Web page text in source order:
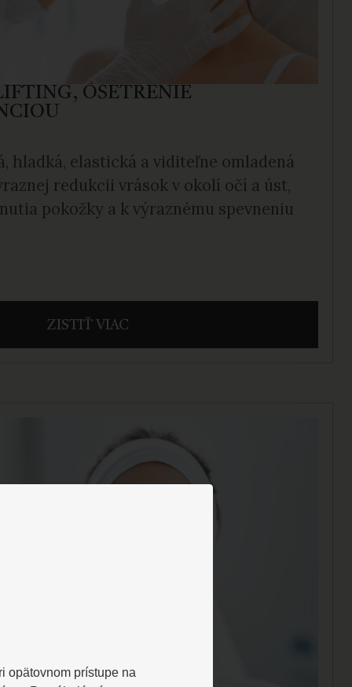
OŠETRENIE
hladká, elastická a viditeľne omladená
redukcii vrások v okolí očí a úst,
pokožky a k výraznému spevneniu
ZISTIŤ VIAC
opätovnom prístupe na